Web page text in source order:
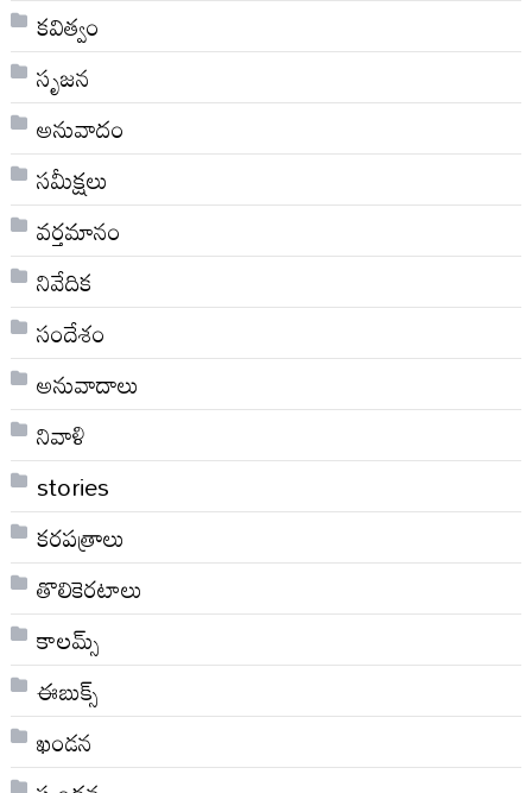
కవిత్వం
సృజన
అనువాదం
సమీక్షలు
వర్తమానం
నివేదిక
సందేశం
అనువాదాలు
నివాళి
stories
కరపత్రాలు
తొలికెరటాలు
కాలమ్స్
ఈబుక్స్
ఖండన